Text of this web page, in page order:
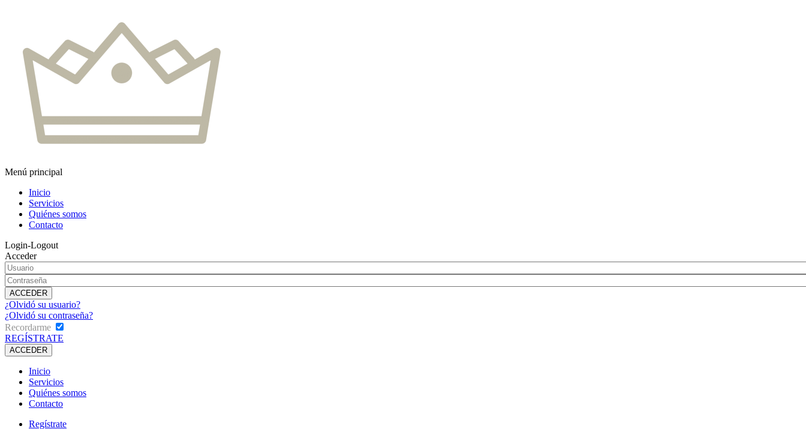
Menú principal
Inicio
Servicios
Quiénes somos
Contacto
Login-Logout
Acceder
¿Olvidó su usuario?
¿Olvidó su contraseña?
Recordarme
REGÍSTRATE
Inicio
Servicios
Quiénes somos
Contacto
Regístrate